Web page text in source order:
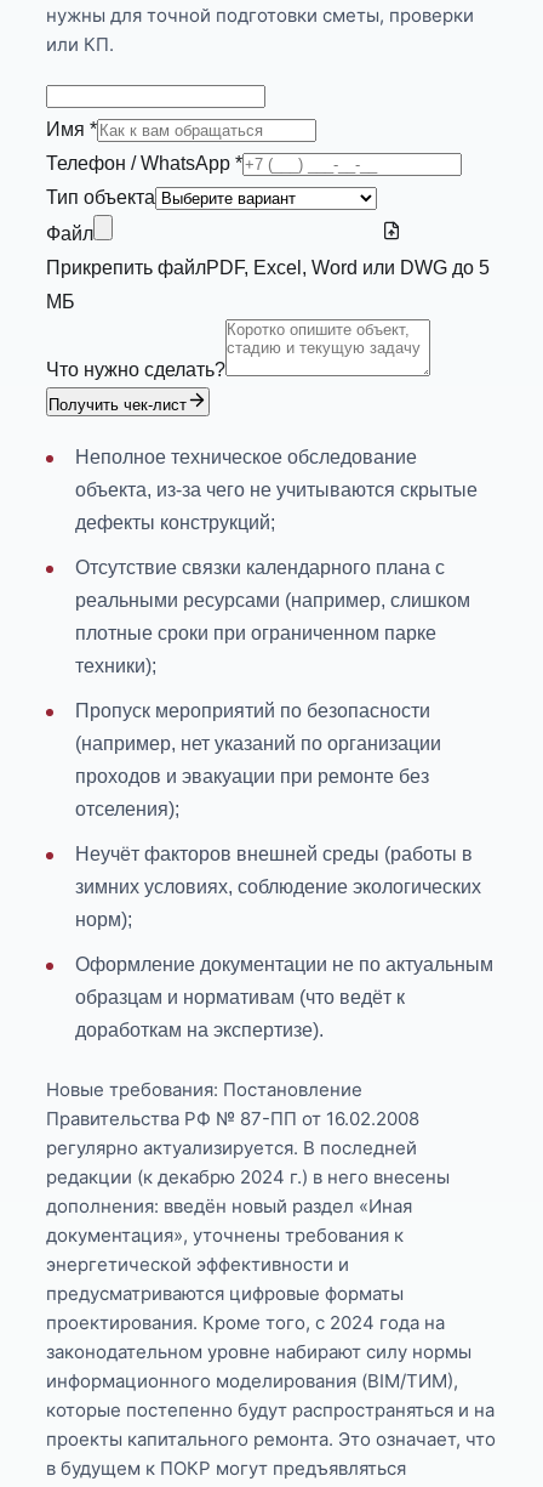
нужны для точной подготовки сметы, проверки
или КП.
Имя *
Телефон / WhatsApp *
Тип объекта
Файл
Прикрепить файлPDF, Excel, Word или DWG до 5
МБ
Что нужно сделать?
Получить чек-лист
Неполное техническое обследование
объекта, из-за чего не учитываются скрытые
дефекты конструкций;
Отсутствие связки календарного плана с
реальными ресурсами (например, слишком
плотные сроки при ограниченном парке
техники);
Пропуск мероприятий по безопасности
(например, нет указаний по организации
проходов и эвакуации при ремонте без
отселения);
Неучёт факторов внешней среды (работы в
зимних условиях, соблюдение экологических
норм);
Оформление документации не по актуальным
образцам и нормативам (что ведёт к
доработкам на экспертизе).
Новые требования: Постановление
Правительства РФ № 87-ПП от 16.02.2008
регулярно актуализируется. В последней
редакции (к декабрю 2024 г.) в него внесены
дополнения: введён новый раздел «Иная
документация», уточнены требования к
энергетической эффективности и
предусматриваются цифровые форматы
проектирования. Кроме того, с 2024 года на
законодательном уровне набирают силу нормы
информационного моделирования (BIM/ТИМ),
которые постепенно будут распространяться и на
проекты капитального ремонта. Это означает, что
в будущем к ПОКР могут предъявляться